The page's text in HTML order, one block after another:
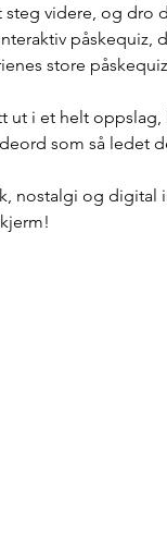
steg videre, og dro
store
ut i et helt
som så ledet
nostalgi og digital